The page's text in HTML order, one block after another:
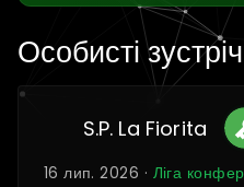
Особисті
S.P. La Fiorita
16 лип. 2026 · Ліга